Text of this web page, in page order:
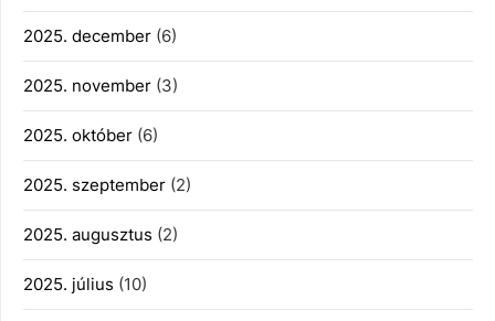
2025. december (6)
2025. november (3)
2025. október (6)
2025. szeptember (2)
2025. augusztus (2)
2025. július (10)